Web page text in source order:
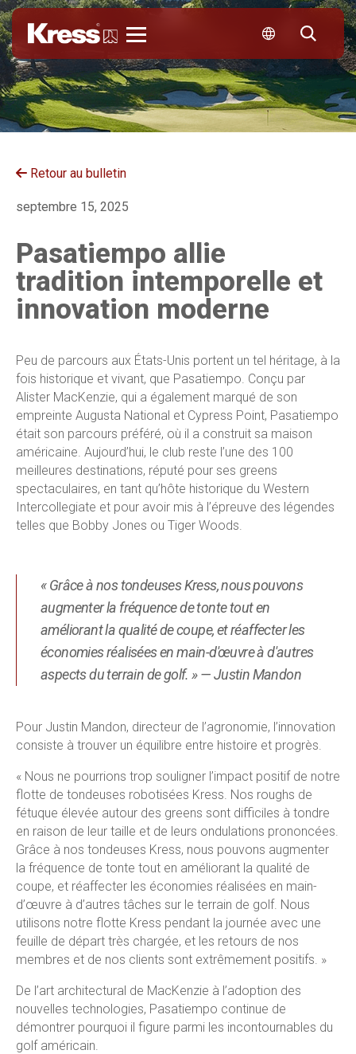
Retour au bulletin
septembre 15, 2025
Pasatiempo allie
tradition intemporelle et
innovation moderne
Peu de parcours aux États-Unis portent un tel héritage, à la
fois historique et vivant, que Pasatiempo. Conçu par
Alister MacKenzie, qui a également marqué de son
empreinte Augusta National et Cypress Point, Pasatiempo
était son parcours préféré, où il a construit sa maison
américaine. Aujourd’hui, le club reste l’une des 100
meilleures destinations, réputé pour ses greens
spectaculaires, en tant qu’hôte historique du Western
Intercollegiate et pour avoir mis à l’épreuve des légendes
telles que Bobby Jones ou Tiger Woods.
« Grâce à nos tondeuses Kress, nous pouvons
augmenter la fréquence de tonte tout en
améliorant la qualité de coupe, et réaffecter les
économies réalisées en main-d'œuvre à d'autres
aspects du terrain de golf. » — Justin Mandon
Pour Justin Mandon, directeur de l’agronomie, l’innovation
consiste à trouver un équilibre entre histoire et progrès.
« Nous ne pourrions trop souligner l’impact positif de notre
flotte de tondeuses robotisées Kress. Nos roughs de
fétuque élevée autour des greens sont difficiles à tondre
en raison de leur taille et de leurs ondulations prononcées.
Grâce à nos tondeuses Kress, nous pouvons augmenter
la fréquence de tonte tout en améliorant la qualité de
coupe, et réaffecter les économies réalisées en main-
d’œuvre à d’autres tâches sur le terrain de golf. Nous
utilisons notre flotte Kress pendant la journée avec une
feuille de départ très chargée, et les retours de nos
membres et de nos clients sont extrêmement positifs. »
De l’art architectural de MacKenzie à l’adoption des
nouvelles technologies, Pasatiempo continue de
démontrer pourquoi il figure parmi les incontournables du
golf américain.